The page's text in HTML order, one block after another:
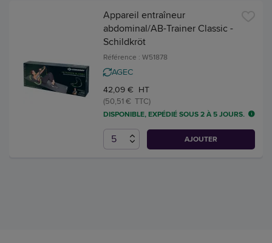
Appareil entraîneur
abdominal/AB-Trainer Classic -
Schildkröt
Référence : W51878
AGEC
42,09 € HT
(50,51 € TTC)
DISPONIBLE, EXPÉDIÉ SOUS 2 À 5 JOURS.
AJOUTER